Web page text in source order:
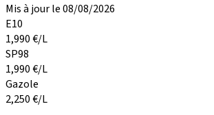
Mis à jour le 08/08/2026
E10
1,990€/L
SP98
1,990€/L
Gazole
2,250€/L